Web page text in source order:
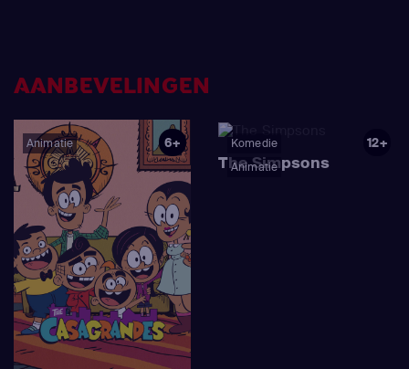
AANBEVELINGEN
Animatie 6+
Komedie
Animatie
12+
The Simpsons